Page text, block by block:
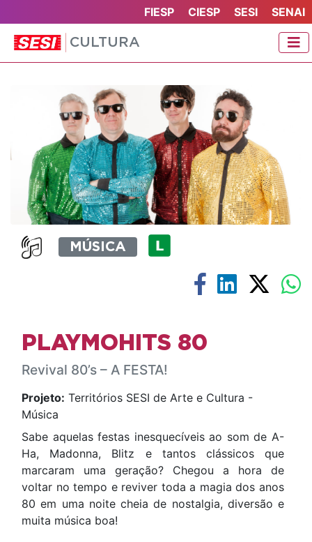
FIESP CIESP SESI SENAI
CULTURA
MÚSICA
PLAYMOHITS 80
Revival 80’s – A FESTA!
Projeto: Territórios SESI de Arte e Cultura -
Música
Sabe aquelas festas inesquecíveis ao som de A-
Ha, Madonna, Blitz e tantos clássicos que
marcaram uma geração? Chegou a hora de
voltar no tempo e reviver toda a magia dos anos
80 em uma noite cheia de nostalgia, diversão e
muita música boa!